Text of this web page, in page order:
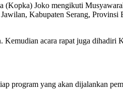
(Kopka) Joko mengikuti
Kabupaten Serang, Provinsi
Kemudian acara rapat juga dihadiri
program yang akan dijalankan